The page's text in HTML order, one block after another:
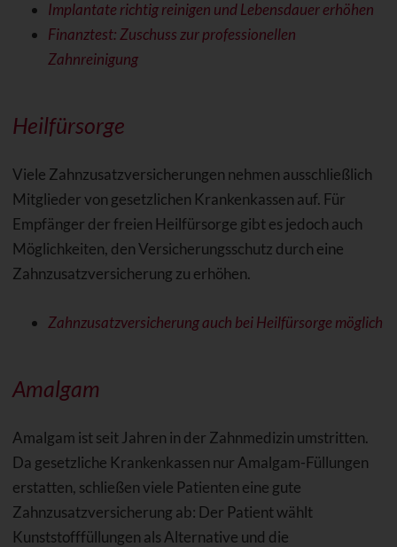
Implantate richtig reinigen und Lebensdauer erhöhen
Finanztest: Zuschuss zur professionellen
Zahnreinigung
Heilfürsorge
Viele Zahnzusatzversicherungen nehmen ausschließlich
Mitglieder von gesetzlichen Krankenkassen auf. Für
Empfänger der freien Heilfürsorge gibt es jedoch auch
Möglichkeiten, den Versicherungsschutz durch eine
Zahnzusatzversicherung zu erhöhen.
Zahnzusatzversicherung auch bei Heilfürsorge möglich
Amalgam
Amalgam ist seit Jahren in der Zahnmedizin umstritten.
Da gesetzliche Krankenkassen nur Amalgam-Füllungen
erstatten, schließen viele Patienten eine gute
Zahnzusatzversicherung ab: Der Patient wählt
Kunststofffüllungen als Alternative und die